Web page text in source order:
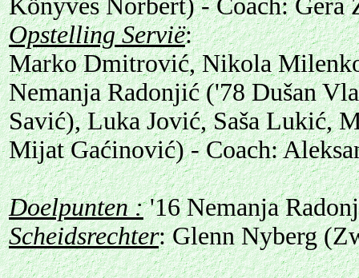
Könyves Norbert) - Coach: Gera
Opstelling Servië:
Marko Dmitrović, Nikola
Nemanja Radonjić ('78 Dušan
Savić), Luka Jović, Saša Lukić,
Mijat Gaćinović) - Coach:
Doelpunten :'16 Nemanja
Scheidsrechter: Glenn Nyberg